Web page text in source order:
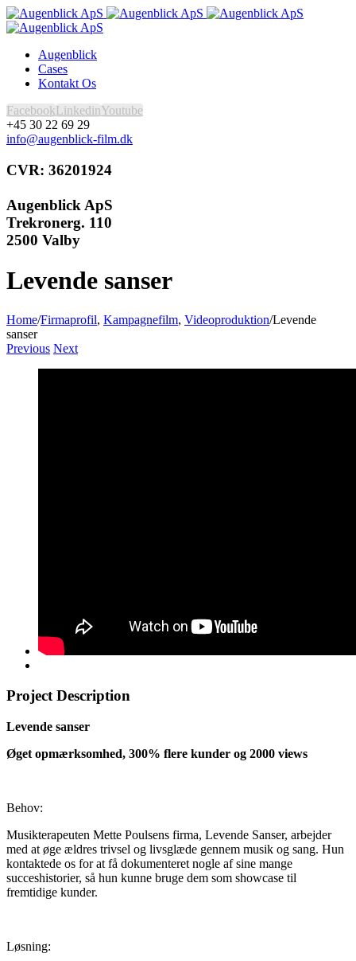
Augenblick
Cases
Kontakt Os
FacebookLinkedinYoutube
+45 30 22 69 29
info@augenblick-film.dk
CVR: 36201924
Augenblick ApS
Trekronerg. 110
2500 Valby
Levende sanser
Home/Firmaprofil, Kampagnefilm, Videoproduktion/Levende
sanser
Previous Next
Project Description
Levende sanser
Øget opmærksomhed, 300% flere kunder og 2000 views
Behov:
Musikterapeuten Mette Poulsens firma, Levende Sanser, arbejder
med at øge ældres trivsel og livsglæde gennem musik og sang. Hun
kontaktede os for at få dokumenteret nogle af sine mange
succeshistorier, så hun kunne bruge dem som showcase til
fremtidige kunder.
Løsning: